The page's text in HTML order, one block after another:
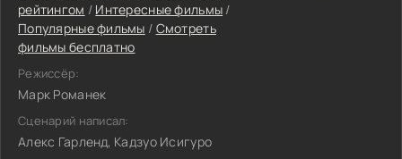
рейтингом / Интересные фильмы /
Популярные фильмы / Смотреть
фильмы бесплатно
Режиссёр:
Марк Романек
Сценарий написал:
Алекс Гарленд, Кадзуо Исигуро